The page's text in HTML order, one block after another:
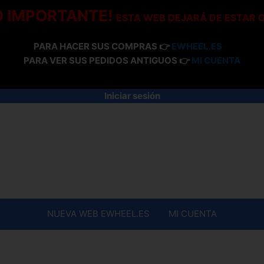
IMPORTANTE! ESTA WEB DEJARÁ DE ESTAR
PARA HACER SUS COMPRAS 👉 EWHEEL.ES
PARA VER SUS PEDIDOS ANTIGUOS 👉 MI CUENTA
Iniciar sesión
NUEVA WEB EWHEEL.ES MI CUENTA